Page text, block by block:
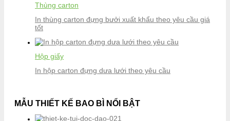
Thùng carton
In thùng carton đựng bưởi xuất khẩu theo yêu cầu giá
tốt
Hộp giấy
In hộp carton đựng dưa lưới theo yêu cầu
MẪU THIẾT KẾ BAO BÌ NỔI BẬT